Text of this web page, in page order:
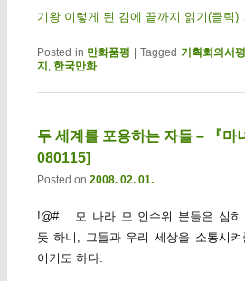
기왕 이렇게 된 김에 끝까지 읽기(클릭)
Posted in 만화품평 |Tagged 기획회의서평
지 , 한국만화
두 세계를 포용하는 자들 – 『마
080115]
Posted on 2008. 02. 01.
!@#… 모 나라 모 인수위 분들은 심히
듯 하니, 그들과 우리 세상을 소통시켜
이기도 하다.